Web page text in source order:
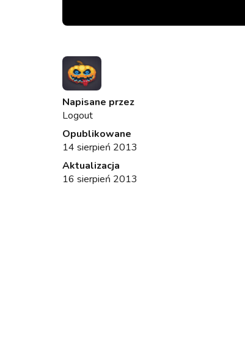
Napisane przez
Logout
Opublikowane
14 sierpień 2013
Aktualizacja
16 sierpień 2013